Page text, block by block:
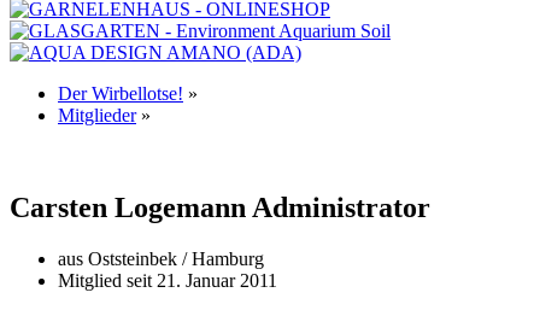
Der Wirbellotse! »
Mitglieder »
Carsten LogemannAdministrator
aus Oststeinbek / Hamburg
Mitglied seit 21. Januar 2011